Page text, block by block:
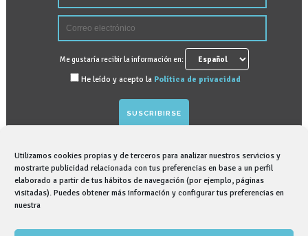
Utilizamos cookies propias y de terceros para analizar nuestros servicios y
mostrarte publicidad relacionada con tus preferencias en base a un perfil
elaborado a partir de tus hábitos de navegación (por ejemplo, páginas
visitadas). Puedes obtener más información y configurar tus preferencias en
nuestra
Me gustaría recibir la información en:
He leído y acepto la Política de privacidad
GRAPHENANO DENTAL, S.L. tratará sus datos
personales para gestionar suscripción para recibir